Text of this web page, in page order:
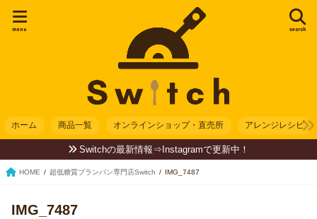
search
menu
ホーム 商品一覧 オンラインショップ・直売所 アレンジレシピ
Switchの最新情報⇒Instagramで更新中！
HOME 超低糖質ブランパン専門店Switch IMG_7487
IMG_7487